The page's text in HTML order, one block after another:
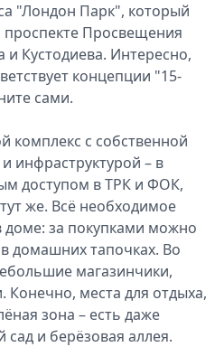
"Лондон Парк", который
Просвещения
Кустодиева. Интересно,
концепции "15-
сами.
комплекс с собственной
инфраструктурой – в
доступом в ТРК и ФОК,
же. Всё необходимое
доме: за покупками можно
домашних тапочках. Во
магазинчики,
Конечно, места для отдыха,
зона – есть даже
и берёзовая аллея.